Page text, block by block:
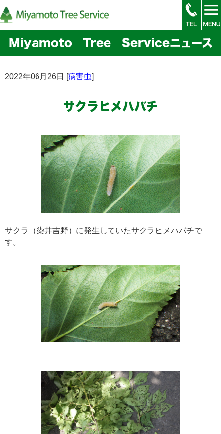
Miyamoto Tree Serviceニュース
2022年06月26日 [病害虫]
サクラヒメハバチ
サクラ（染井吉野）に発生していたサクラヒメハバチで
す。